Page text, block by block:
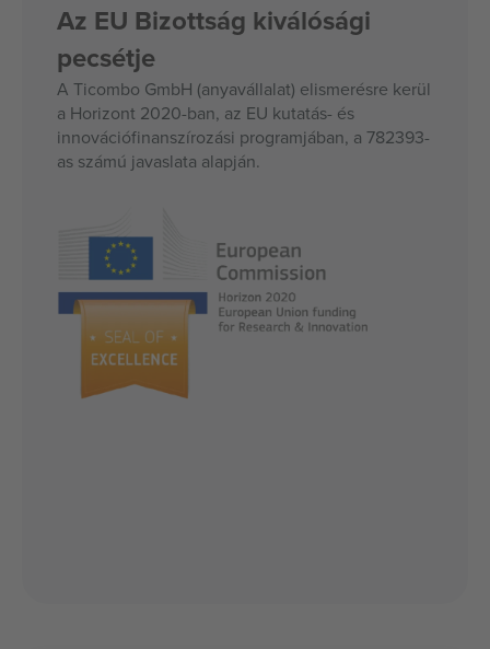
Az EU Bizottság kiválósági
pecsétje
A Ticombo GmbH (anyavállalat) elismerésre kerül
a Horizont 2020-ban, az EU kutatás- és
innovációfinanszírozási programjában, a 782393-
as számú javaslata alapján.